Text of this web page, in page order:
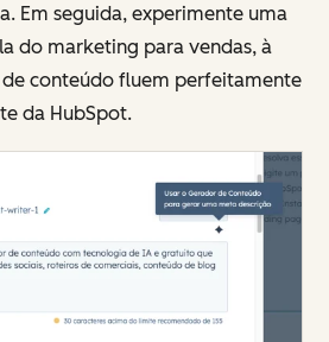
Em seguida, experimente uma
do marketing para vendas, à
conteúdo fluem perfeitamente
da HubSpot.